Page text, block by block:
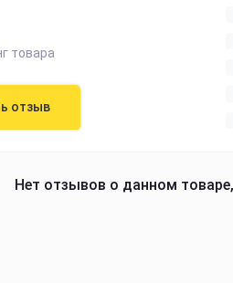
товара
отзыв
Нет отзывов о данном